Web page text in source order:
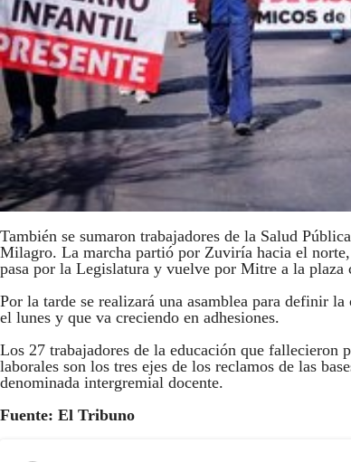
También se sumaron trabajadores de la Salud
Milagro. La marcha partió por Zuviría hacia el
pasa por la Legislatura y vuelve por Mitre a la plaza
Por la tarde se realizará una asamblea para definir
el lunes y que va creciendo en adhesiones.
Los 27 trabajadores de la educación que fallecieron
laborales son los tres ejes de los reclamos de las
denominada intergremial docente.
Fuente: El Tribuno